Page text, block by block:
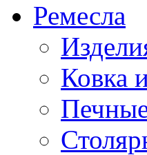
Ремесла
Ковка